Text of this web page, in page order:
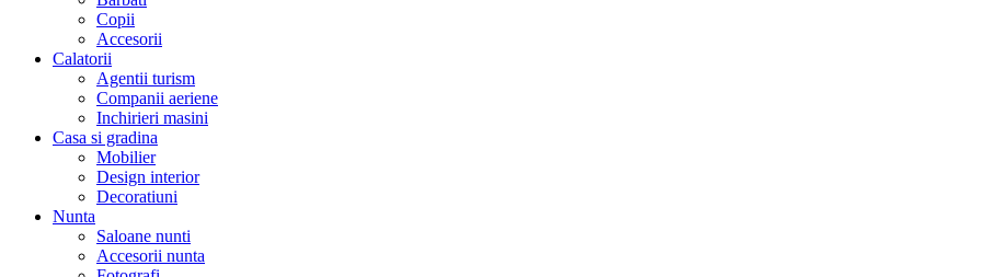
Copii
Accesorii
Calatorii
Agentii turism
Companii aeriene
Inchirieri masini
Casa si gradina
Mobilier
Design interior
Decoratiuni
Nunta
Saloane nunti
Accesorii nunta